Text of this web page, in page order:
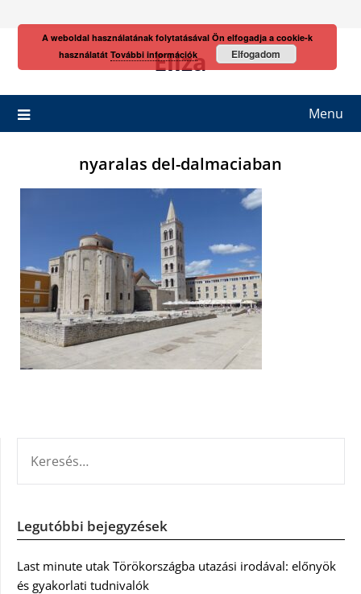
Eliza
Menu
nyaralas del-dalmaciaban
Legutóbbi bejegyzések
Last minute utak Törökországba utazási irodával: előnyök
és gyakorlati tudnivalók
A weboldal használatának folytatásával Ön elfogadja a cookie-k
használatát További információk Elfogadom